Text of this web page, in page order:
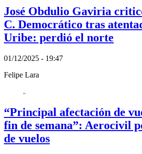
José Obdulio Gaviria
C. Democrático tras
Uribe: perdió el norte
01/12/2025 - 19:47
Felipe Lara
“Principal afectación de
fin de semana”: Aerocivil
de vuelos